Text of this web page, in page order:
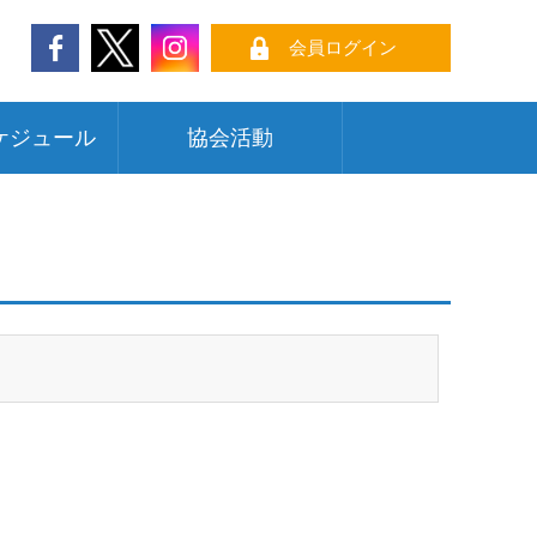
会員ログイン
ジュール 協会活動